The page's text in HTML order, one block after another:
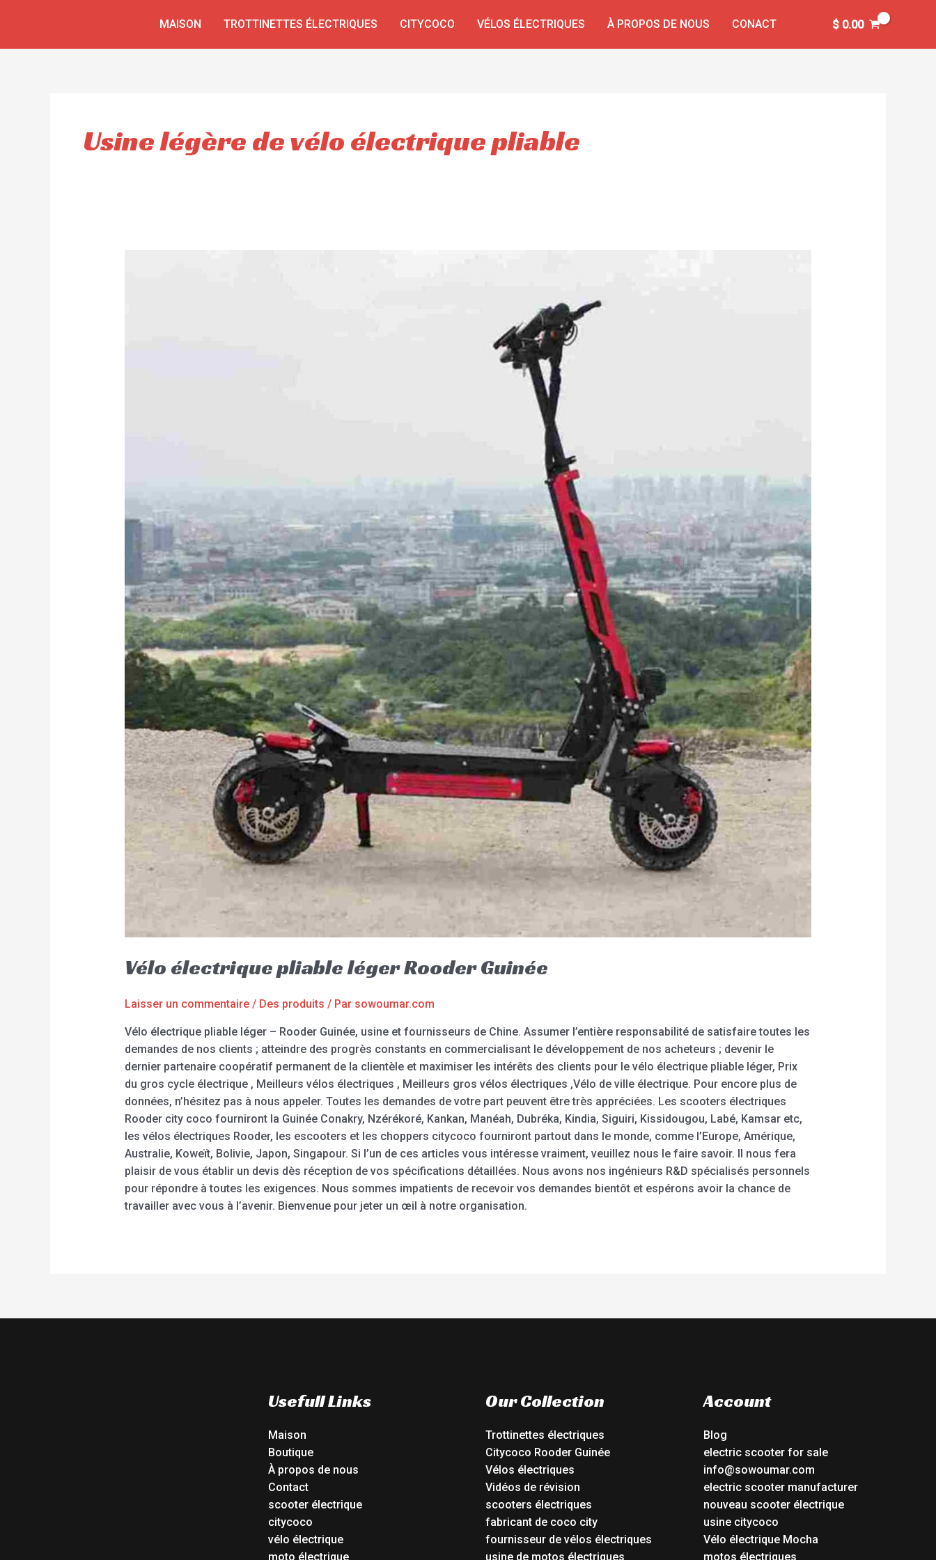
MAISON TROTTINETTES ÉLECTRIQUES CITYCOCO VÉLOS ÉLECTRIQUES À PROPOS DE NOUS CONACT $0.00
Usine légère de vélo électrique pliable
Vélo électrique pliable léger Rooder Guinée
Laisser un commentaire / Des produits / Par sowoumar.com
Vélo électrique pliable léger – Rooder Guinée, usine et fournisseurs de Chine. Assumer l’entière responsabilité de satisfaire toutes les
demandes de nos clients ; atteindre des progrès constants en commercialisant le développement de nos acheteurs ; devenir le
dernier partenaire coopératif permanent de la clientèle et maximiser les intérêts des clients pour le vélo électrique pliable léger, Prix
du gros cycle électrique , Meilleurs vélos électriques , Meilleurs gros vélos électriques ,Vélo de ville électrique. Pour encore plus de
données, n’hésitez pas à nous appeler. Toutes les demandes de votre part peuvent être très appréciées. Les scooters électriques
Rooder city coco fourniront la Guinée Conakry, Nzérékoré, Kankan, Manéah, Dubréka, Kindia, Siguiri, Kissidougou, Labé, Kamsar etc,
les vélos électriques Rooder, les escooters et les choppers citycoco fourniront partout dans le monde, comme l’Europe, Amérique,
Australie, Koweït, Bolivie, Japon, Singapour. Si l’un de ces articles vous intéresse vraiment, veuillez nous le faire savoir. Il nous fera
plaisir de vous établir un devis dès réception de vos spécifications détaillées. Nous avons nos ingénieurs R&D spécialisés personnels
pour répondre à toutes les exigences. Nous sommes impatients de recevoir vos demandes bientôt et espérons avoir la chance de
travailler avec vous à l’avenir. Bienvenue pour jeter un œil à notre organisation.
Usefull Links
Maison
Boutique
À propos de nous
Contact
scooter électrique
citycoco
vélo électrique
moto électrique
Our Collection
Trottinettes électriques
Citycoco Rooder Guinée
Vélos électriques
Vidéos de révision
scooters électriques
fabricant de coco city
fournisseur de vélos électriques
usine de motos électriques
Account
Blog
electric scooter for sale
info@sowoumar.com
electric scooter manufacturer
nouveau scooter électrique
usine citycoco
Vélo électrique Mocha
motos électriques